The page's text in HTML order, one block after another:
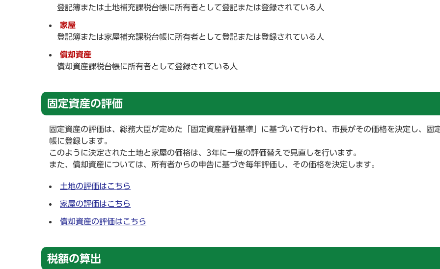
登記簿または土地補充課税台帳に所有者として登記または登録されている人
家屋
登記簿または家屋補充課税台帳に所有者として登記または登録されている人
償却資産
償却資産課税台帳に所有者として登録されている人
固定資産の評価
固定資産の評価は、総務大臣が定めた「固定資産評価基準」に基づいて行われ、市長がその価格を決定し、固
帳に登録します。
このように決定された土地と家屋の価格は、3年に一度の評価替えで見直しを行います。
また、償却資産については、所有者からの申告に基づき毎年評価し、その価格を決定します。
土地の評価はこちら
家屋の評価はこちら
償却資産の評価はこちら
税額の算出